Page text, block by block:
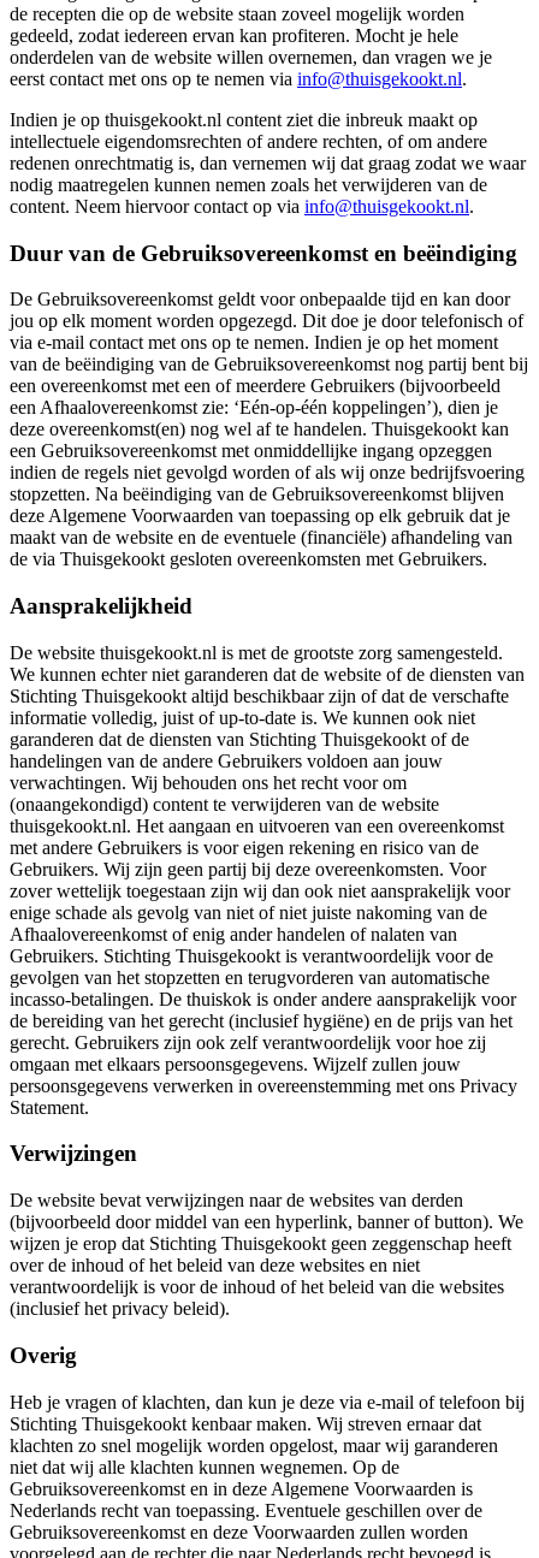
de recepten die op de website staan zoveel mogelijk worden
gedeeld, zodat iedereen ervan kan profiteren. Mocht je hele
onderdelen van de website willen overnemen, dan vragen we je
eerst contact met ons op te nemen via info@thuisgekookt.nl.
Indien je op thuisgekookt.nl content ziet die inbreuk maakt op
intellectuele eigendomsrechten of andere rechten, of om andere
redenen onrechtmatig is, dan vernemen wij dat graag zodat we waar
nodig maatregelen kunnen nemen zoals het verwijderen van de
content. Neem hiervoor contact op via info@thuisgekookt.nl.
Duur van de Gebruiksovereenkomst en beëindiging
De Gebruiksovereenkomst geldt voor onbepaalde tijd en kan door
jou op elk moment worden opgezegd. Dit doe je door telefonisch of
via e-mail contact met ons op te nemen. Indien je op het moment
van de beëindiging van de Gebruiksovereenkomst nog partij bent bij
een overeenkomst met een of meerdere Gebruikers (bijvoorbeeld
een Afhaalovereenkomst zie: ‘Eén-op-één koppelingen’), dien je
deze overeenkomst(en) nog wel af te handelen. Thuisgekookt kan
een Gebruiksovereenkomst met onmiddellijke ingang opzeggen
indien de regels niet gevolgd worden of als wij onze bedrijfsvoering
stopzetten. Na beëindiging van de Gebruiksovereenkomst blijven
deze Algemene Voorwaarden van toepassing op elk gebruik dat je
maakt van de website en de eventuele (financiële) afhandeling van
de via Thuisgekookt gesloten overeenkomsten met Gebruikers.
Aansprakelijkheid
De website thuisgekookt.nl is met de grootste zorg samengesteld.
We kunnen echter niet garanderen dat de website of de diensten van
Stichting Thuisgekookt altijd beschikbaar zijn of dat de verschafte
informatie volledig, juist of up-to-date is. We kunnen ook niet
garanderen dat de diensten van Stichting Thuisgekookt of de
handelingen van de andere Gebruikers voldoen aan jouw
verwachtingen. Wij behouden ons het recht voor om
(onaangekondigd) content te verwijderen van de website
thuisgekookt.nl. Het aangaan en uitvoeren van een overeenkomst
met andere Gebruikers is voor eigen rekening en risico van de
Gebruikers. Wij zijn geen partij bij deze overeenkomsten. Voor
zover wettelijk toegestaan zijn wij dan ook niet aansprakelijk voor
enige schade als gevolg van niet of niet juiste nakoming van de
Afhaalovereenkomst of enig ander handelen of nalaten van
Gebruikers. Stichting Thuisgekookt is verantwoordelijk voor de
gevolgen van het stopzetten en terugvorderen van automatische
incasso-betalingen. De thuiskok is onder andere aansprakelijk voor
de bereiding van het gerecht (inclusief hygiëne) en de prijs van het
gerecht. Gebruikers zijn ook zelf verantwoordelijk voor hoe zij
omgaan met elkaars persoonsgegevens. Wijzelf zullen jouw
persoonsgegevens verwerken in overeenstemming met ons Privacy
Statement.
Verwijzingen
De website bevat verwijzingen naar de websites van derden
(bijvoorbeeld door middel van een hyperlink, banner of button). We
wijzen je erop dat Stichting Thuisgekookt geen zeggenschap heeft
over de inhoud of het beleid van deze websites en niet
verantwoordelijk is voor de inhoud of het beleid van die websites
(inclusief het privacy beleid).
Overig
Heb je vragen of klachten, dan kun je deze via e-mail of telefoon bij
Stichting Thuisgekookt kenbaar maken. Wij streven ernaar dat
klachten zo snel mogelijk worden opgelost, maar wij garanderen
niet dat wij alle klachten kunnen wegnemen. Op de
Gebruiksovereenkomst en in deze Algemene Voorwaarden is
Nederlands recht van toepassing. Eventuele geschillen over de
Gebruiksovereenkomst en deze Voorwaarden zullen worden
voorgelegd aan de rechter die naar Nederlands recht bevoegd is.